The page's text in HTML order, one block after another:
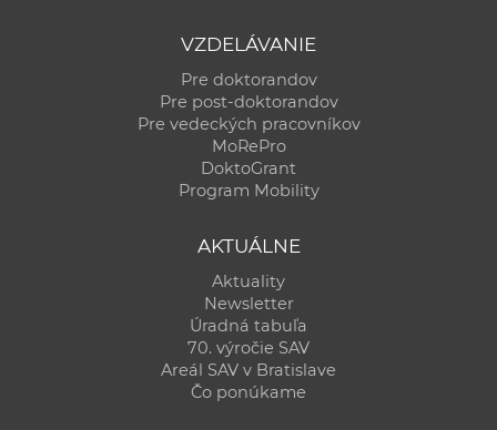
VZDELÁVANIE
Pre doktorandov
Pre post-doktorandov
Pre vedeckých pracovníkov
MoRePro
DoktoGrant
Program Mobility
AKTUÁLNE
Aktuality
Newsletter
Úradná tabuľa
70. výročie SAV
Areál SAV v Bratislave
Čo ponúkame